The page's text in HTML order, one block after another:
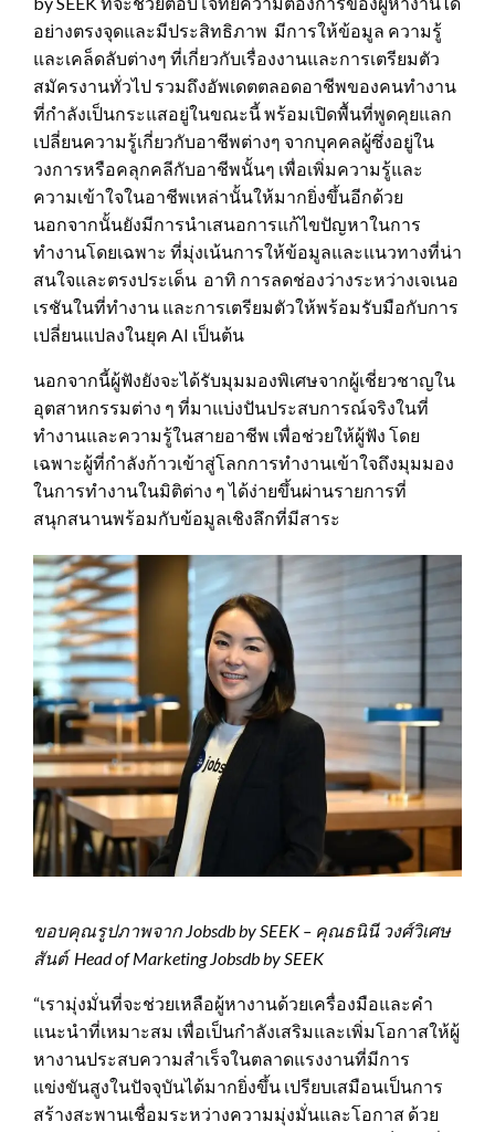
อย่างตรงจุดและมีประสิทธิภาพ มีการให้ข้อมูล ความรู้
และเคล็ดลับต่างๆ ที่เกี่ยวกับเรื่องงานและการเตรียมตัว
สมัครงานทั่วไป รวมถึงอัพเดตตลอดอาชีพของคนทำงาน
ที่กำลังเป็นกระแสอยู่ในขณะนี้ พร้อมเปิดพื้นที่พูดคุยแลก
เปลี่ยนความรู้เกี่ยวกับอาชีพต่างๆ จากบุคคลผู้ซึ่งอยู่ใน
วงการหรือคลุกคลีกับอาชีพนั้นๆ เพื่อเพิ่มความรู้และ
ความเข้าใจในอาชีพเหล่านั้นให้มากยิ่งขึ้นอีกด้วย
นอกจากนั้นยังมีการนำเสนอการแก้ไขปัญหาในการ
ทำงานโดยเฉพาะ ที่มุ่งเน้นการให้ข้อมูลและแนวทางที่น่า
สนใจและตรงประเด็น อาทิ การลดช่องว่างระหว่างเจเนอ
เรชันในที่ทำงาน และการเตรียมตัวให้พร้อมรับมือกับการ
เปลี่ยนแปลงในยุค AI เป็นต้น
นอกจากนี้ผู้ฟังยังจะได้รับมุมมองพิเศษจากผู้เชี่ยวชาญใน
อุตสาหกรรมต่าง ๆ ที่มาแบ่งปันประสบการณ์จริงในที่
ทำงานและความรู้ในสายอาชีพ เพื่อช่วยให้ผู้ฟัง โดย
เฉพาะผู้ที่กำลังก้าวเข้าสู่โลกการทำงานเข้าใจถึงมุมมอง
ในการทำงานในมิติต่าง ๆ ได้ง่ายขึ้นผ่านรายการที่
สนุกสนานพร้อมกับข้อมูลเชิงลึกที่มีสาระ
ขอบคุณรูปภาพจาก Jobsdb by SEEK – คุณธนินี วงศ์วิเศษ
สันต์ Head of Marketing Jobsdb by SEEK
“เรามุ่งมั่นที่จะช่วยเหลือผู้หางานด้วยเครื่องมือและคำ
แนะนำที่เหมาะสม เพื่อเป็นกำลังเสริมและเพิ่มโอกาสให้ผู้
หางานประสบความสำเร็จในตลาดแรงงานที่มีการ
แข่งขันสูงในปัจจุบันได้มากยิ่งขึ้น เปรียบเสมือนเป็นการ
สร้างสะพานเชื่อมระหว่างความมุ่งมั่นและโอกาส ด้วย